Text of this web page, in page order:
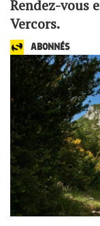
Rendez-vous
Vercors.
ABONNÉS